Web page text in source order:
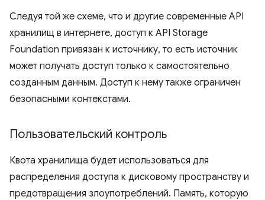
Следуя той же схеме, что и другие современные API
хранилищ в интернете, доступ к API Storage
Foundation привязан к источнику, то есть источник
может получать доступ только к самостоятельно
созданным данным. Доступ к нему также ограничен
безопасными контекстами.
Пользовательский контроль
Квота хранилища будет использоваться для
распределения доступа к дисковому пространству и
предотвращения злоупотреблений. Память, которую